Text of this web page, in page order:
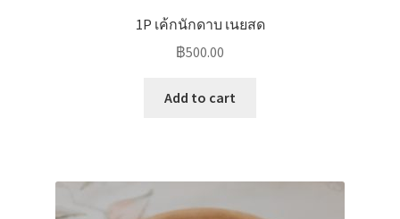
1P เค้กนักดาบ เนยสด
฿500.00
Add to cart